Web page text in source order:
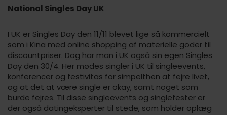
National Singles Day UK
I UK er Singles Day den 11/11 blevet lige så kommercielt
som i Kina med online shopping af materielle goder til
discountpriser. Dog har man i UK også sin egen Singles
Day den 30/4. Her mødes singler i UK til singleevents,
konferencer og festivitas for simpelthen at fejre livet,
og at det at være single er okay, samt noget som
burde fejres. Til disse singleevents og singlefester er
der også datingeksperter til stede, som holder oplæg